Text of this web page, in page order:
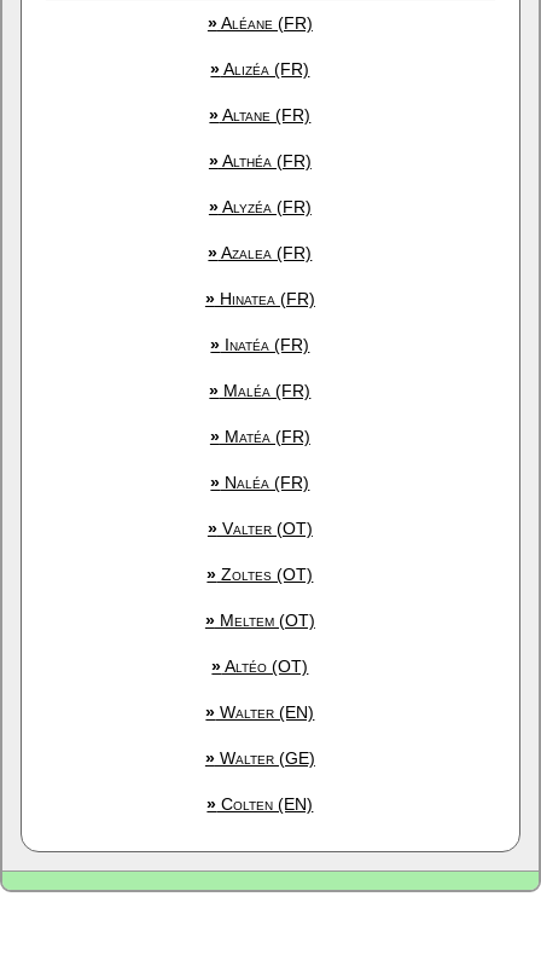
»Aléane (FR)
»Alizéa (FR)
»Altane (FR)
»Althéa (FR)
»Alyzéa (FR)
»Azalea (FR)
»Hinatea (FR)
» Inatéa (FR)
» Maléa (FR)
»Matéa (FR)
» Naléa (FR)
»Valter (OT)
» Zoltes (OT)
»Meltem (OT)
»Altéo (OT)
» Walter (EN)
»Walter (GE)
» Colten (EN)